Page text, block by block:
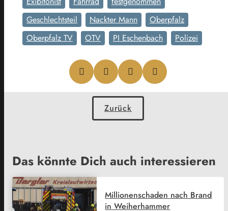
Geschlechtsteil
Nackter Mann
Oberpfalz
Oberpfalz TV
OTV PI Eschenbach Polizei
Zurück
Das könnte Dich auch interessieren
Millionenschaden nach Brand
in Weiherhammer